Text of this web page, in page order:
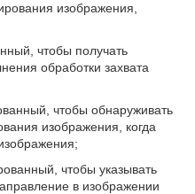
изображения,
чтобы получать
обработки захвата
чтобы обнаруживать
изображения, когда
чтобы указывать
в изображении